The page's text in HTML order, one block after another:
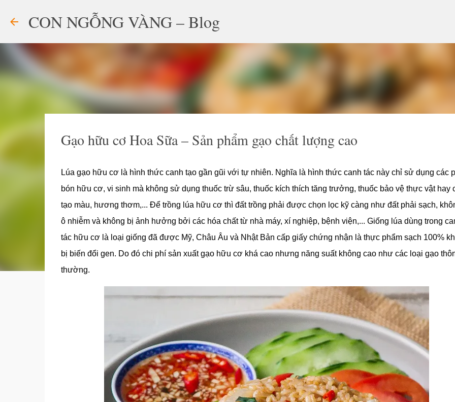
CON NGỖNG VÀNG – Blog
Gạo hữu cơ Hoa Sữa – Sản phẩm gạo chất lượng cao
Lúa gạo hữu cơ là hình thức canh tạo gần gũi với tự nhiên. Nghĩa là hình thức canh tác này chỉ sử dụng các
bón hữu cơ, vi sinh mà không sử dụng thuốc trừ sâu, thuốc kích thích tăng trưởng, thuốc bảo vệ thực vật hay
tạo màu, hương thơm,... Để trồng lúa hữu cơ thì đất trồng phải được chọn lọc kỹ càng như đất phải sạch,
ô nhiễm và không bị ảnh hưởng bởi các hóa chất từ nhà máy, xí nghiệp, bệnh viện,... Giống lúa dùng trong
tác hữu cơ là loại giống đã được Mỹ, Châu Âu và Nhật Bản cấp giấy chứng nhận là thực phẩm sạch 100%
bị biến đổi gen. Do đó chi phí sản xuất gạo hữu cơ khá cao nhưng năng suất không cao như các loại gạo
thường.